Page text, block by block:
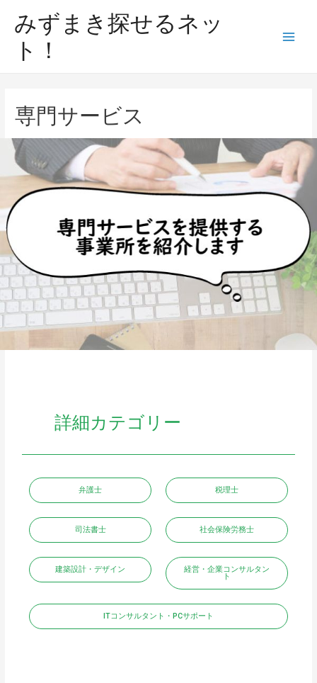
みずまき探せるネッ
ト！
専門サービス
詳細カテゴリー
弁護士 税理士
司法書士 社会保険労務士
建築設計・デザイン 経営・企業コンサルタン
ト
ITコンサルタント・PCサポート